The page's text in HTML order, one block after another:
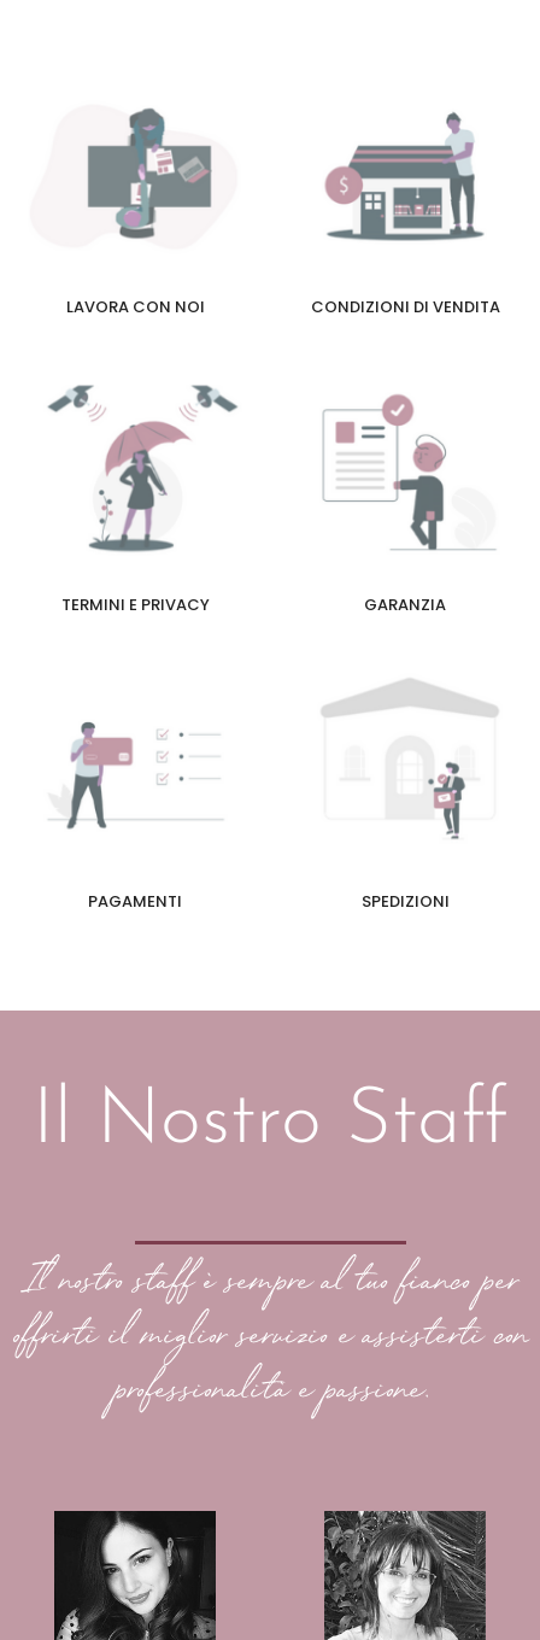
LAVORA CON NOI CONDIZIONI DI VENDITA
TERMINI E PRIVACY GARANZIA
PAGAMENTI SPEDIZIONI
Il Nostro Staff
Il nostro staff è sempre al tuo fianco per
offrirti il miglior servizio e assisterti con
professionalità e passione.